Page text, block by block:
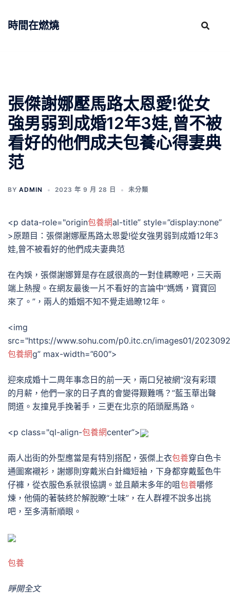
時間在燃燒
張傑謝娜壓馬路太恩愛!從女
強男弱到成婚12年3娃,曾不被
看好的他們成夫包養心得妻典
范
BY ADMIN 2023 年 9 月 28 日 未分類
<p data-role="origin包養網al-title” style=”display:none”
>原題目：張傑謝娜壓馬路太恩愛!從女強男弱到成婚12年3
娃,曾不被看好的他們成夫妻典范
在內娛，張傑謝娜算是存在感很高的一對佳耦瞭吧，三天兩
端上熱搜。在網友最後一片不看好的言論中“媽媽，寶寶回
來了。”，兩人的婚姻不知不覺走過瞭12年。
<img
src="https://www.sohu.com/p0.itc.cn/images01/
包養網g” max-width=”600″>
迎來成婚十二周年事念日的前一天，兩口兒被網“沒有彩環
的月薪，他們一家的日子真的會變得艱難嗎？”藍玉華出聲
問道。友撞見手挽著手，三更在北京的陌頭壓馬路。
<p class="ql-align-包養網center”>
兩人出街的外型應當是有特別搭配，張傑上衣包養穿白色卡
通圖案襯衫，謝娜則穿戴米白針織短袖，下身都穿戴藍色牛
仔褲，從衣服色系就很協調。並且顛末多年的咀包養嚼修
煉，他倆的著裝終於解脫瞭“土味”，在人群裡不說多出挑
吧，至多清新順眼。
包養
睜開全文